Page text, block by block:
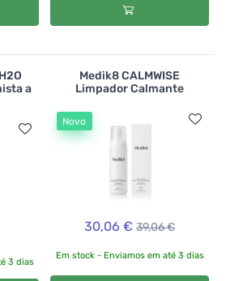
a
3 dias
Medik8 CALMWISE
Limpador Calmante
Novo
30,06 € 39,06 €
Em stock - Enviamos em até 3 dias